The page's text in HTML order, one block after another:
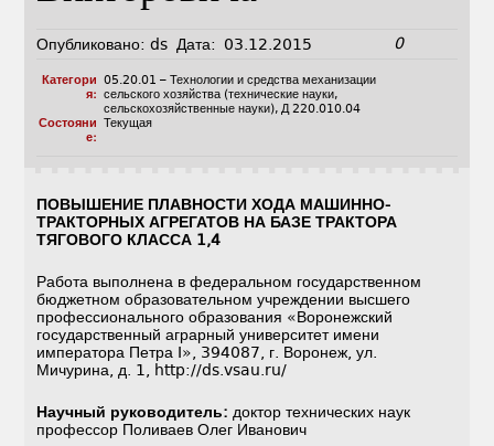
Опубликовано: ds Дата: 03.12.2015 0
Категори
я:
05.20.01 – Технологии и средства механизации
сельского хозяйства (технические науки,
сельскохозяйственные науки), Д 220.010.04
Состояни
е:
Текущая
ПОВЫШЕНИЕ ПЛАВНОСТИ ХОДА МАШИННО-
ТРАКТОРНЫХ АГРЕГАТОВ НА БАЗЕ ТРАКТОРА
ТЯГОВОГО КЛАССА 1,4
Работа выполнена в федеральном государственном
бюджетном образовательном учреждении высшего
профессионального образования «Воронежский
государственный аграрный университет имени
императора Петра I», 394087, г. Воронеж, ул.
Мичурина, д. 1, http://ds.vsau.ru/
Научный руководитель: доктор технических наук
профессор Поливаев Олег Иванович